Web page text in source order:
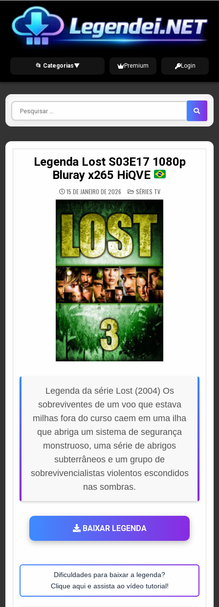
content
📂 Categorias▼ Premium Login
Pesquisar
por
Legenda Lost S03E17 1080p
Bluray x265 HiQVE
15 DE JANEIRO DE 2026 POSTED
IN
SÉRIES TV
Legenda da série Lost (2004) Os
sobreviventes de um voo que estava
milhas fora do curso caem em uma ilha
que abriga um sistema de segurança
monstruoso, uma série de abrigos
subterrâneos e um grupo de
sobrevivencialistas violentos escondidos
nas sombras.
BAIXAR LEGENDA
Dificuldades para baixar a legenda?
Clique aqui e assista ao vídeo tutorial!